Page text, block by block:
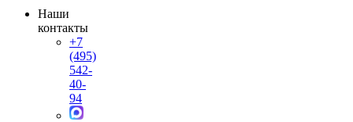
Наши
контакты
+7
(495)
542-
40-
94